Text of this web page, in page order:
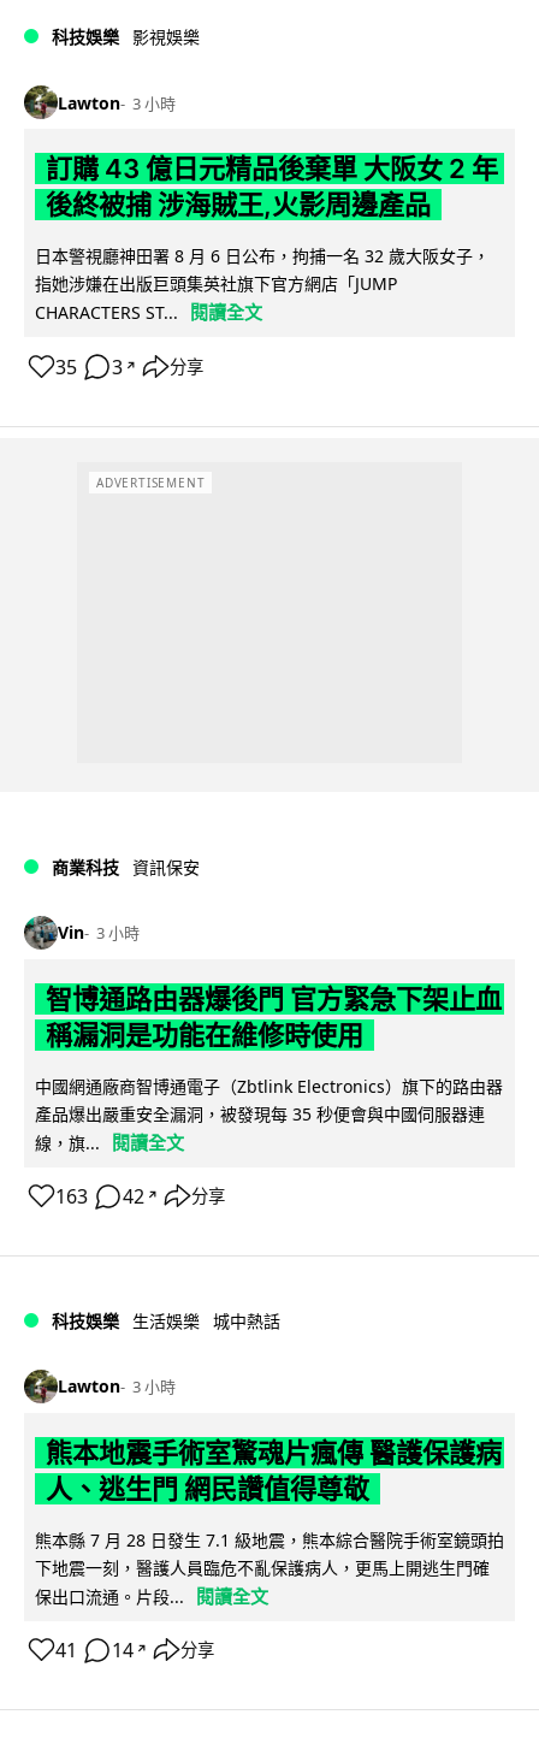
科技娛樂 影視娛樂
Lawton 3 小時
訂購 43 億日元精品後棄單 大阪女 2 年
後終被捕 涉海賊王,火影周邊產品
日本警視廳神田署 8 月 6 日公布，拘捕一名 32 歲大阪女子，
指她涉嫌在出版巨頭集英社旗下官方網店「JUMP
CHARACTERS ST...
閱讀全文
35 3 ↗ 分享
ADVERTISEMENT
商業科技 資訊保安
Vin 3 小時
智博通路由器爆後門 官方緊急下架止血
稱漏洞是功能在維修時使用
中國網通廠商智博通電子（Zbtlink Electronics）旗下的路由器
產品爆出嚴重安全漏洞，被發現每 35 秒便會與中國伺服器連
線，旗...
閱讀全文
163 42 ↗ 分享
科技娛樂 生活娛樂 城中熱話
Lawton 3 小時
熊本地震手術室驚魂片瘋傳 醫護保護病
人、逃生門 網民讚值得尊敬
熊本縣 7 月 28 日發生 7.1 級地震，熊本綜合醫院手術室鏡頭拍
下地震一刻，醫護人員臨危不亂保護病人，更馬上開逃生門確
保出口流通。片段...
閱讀全文
41 14 ↗ 分享